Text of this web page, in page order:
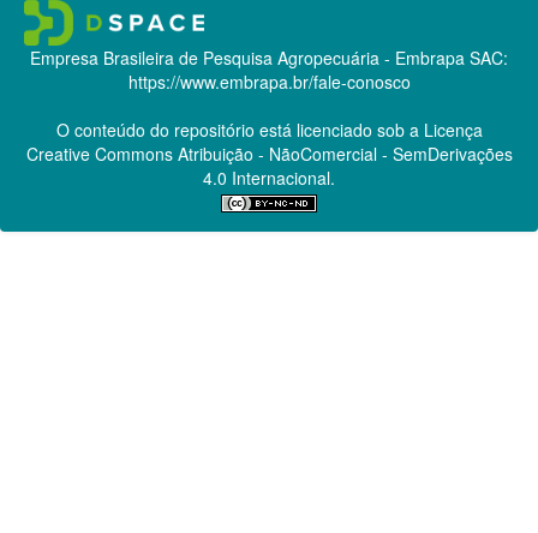
Empresa Brasileira de Pesquisa Agropecuária - Embrapa SAC:
https://www.embrapa.br/fale-conosco
O conteúdo do repositório está licenciado sob a Licença
Creative CommonsAtribuição - NãoComercial - SemDerivações
4.0 Internacional.